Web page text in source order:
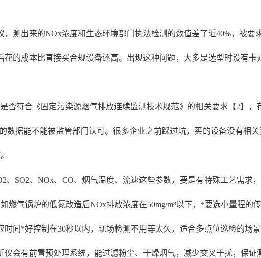
测出来的NOx浓度和生态环境部门执法检测的数值差了近40%，被要
的成本比直接买合规设备还高。出现这种问题，大多是选型时没有卡
符合《固定污染源烟气排放连续监测技术规范》的相关要求【2】，
据能不能被监管部门认可。很多企业之前踩过坑，买的设备没有相
SO2、NOx、CO、烟气温度、流速这些参数，要是有特殊工艺需求
气锅炉的低氮改造后NOx排放浓度在50mg/m³以下，*要选小量程的
间*好控制在30秒以内，现场检测不用等太久，适合多点位巡检的场
会有前置预处理系统，能过滤粉尘、干燥烟气，减少交叉干扰，保证